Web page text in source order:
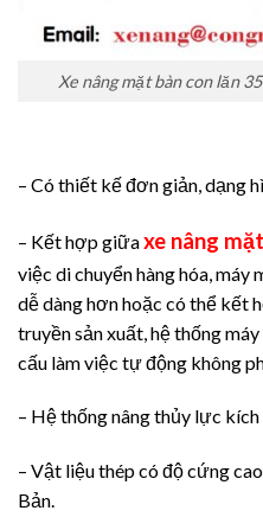
Xe nâng mặt bàn con lăn
– Có thiết kế đơn giản, dạng
– Kết hợp giữaxe nâng
việc di chuyển hàng hóa, máy
dễ dàng hơn hoặc có thể kết
truyền sản xuất, hệ thống
cấu làm việc tự động không
– Hệ thống nâng thủy lực
– Vật liệu thép có độ cứng
Bản.